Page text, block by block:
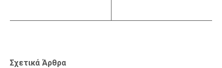
Σχετικά Άρθρα